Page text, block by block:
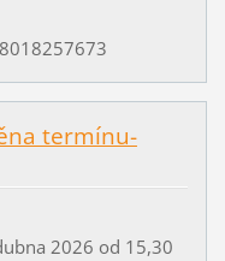
termínu-
2026 od 15,30